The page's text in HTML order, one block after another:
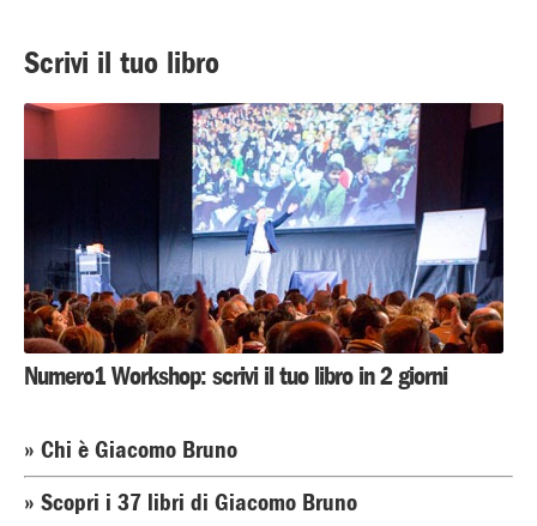
Scrivi il tuo libro
Numero1 Workshop: scrivi il tuo libro in 2 giorni
» Chi è Giacomo Bruno
» Scopri i 37 libri di Giacomo Bruno